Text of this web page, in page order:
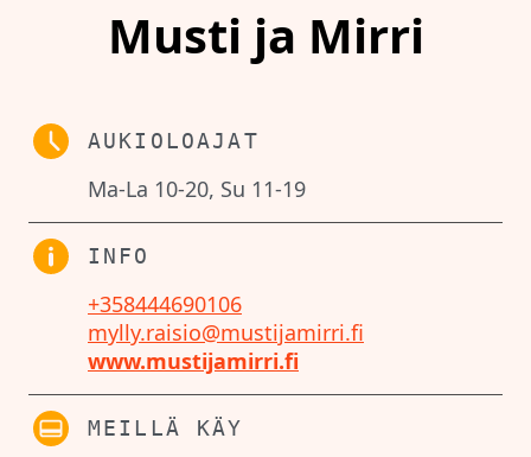
Musti ja Mirri
AUKIOLOAJAT
Ma-La 10-20, Su 11-19
INFO
+358444690106
mylly.raisio@mustijamirri.fi
www.mustijamirri.fi
MEILLÄ KÄY